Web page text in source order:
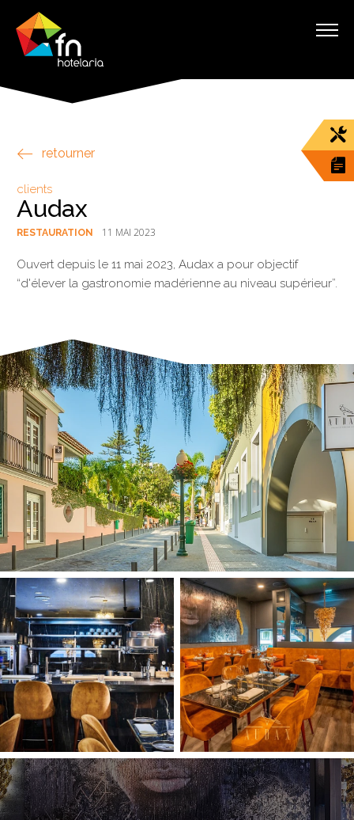
retourner
clients
Audax
RESTAURATION 11 MAI 2023
Ouvert depuis le 11 mai 2023, Audax a pour objectif
“d'élever la gastronomie madérienne au niveau supérieur”.